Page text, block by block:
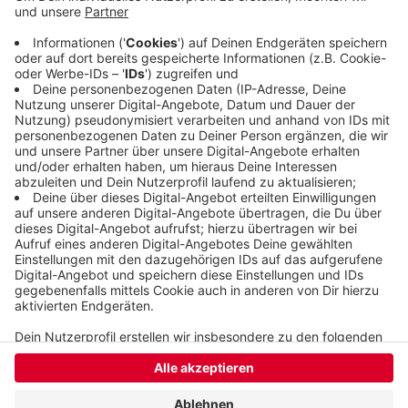
erhältlich (Kirchplatz 1, Tel. 563 7666,
info@kulturkarte-wuppertal.de). Eine Abendkasse
gibt es nicht. Weitere Informationen, auch zu den
Schutzmaßnahmen, stehenhier.
Veröffentlicht:Donnerstag, 20.08.2020 15:15
Anzeige
Anzeige